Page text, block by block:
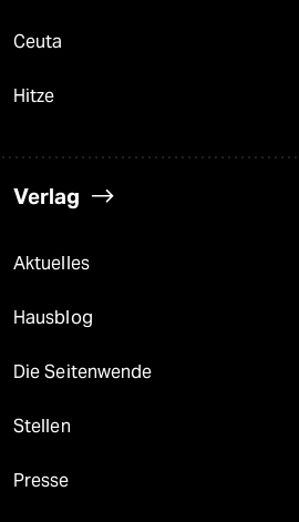
Ceuta
Hitze
Verlag
Aktuelles
Hausblog
Die Seitenwende
Stellen
Presse